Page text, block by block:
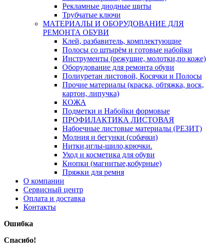
Рекламные диодные щиты
Трубчатые ключи
МАТЕРИАЛЫ И ОБОРУДОВАНИЕ ДЛЯ
РЕМОНТА ОБУВИ
Клей, разбавитель, комплектующие
Полосы со штырём и готовые набойки
Инструменты (режущие, молотки,по коже)
Оборудование для ремонта обуви
Полиуретан листовой, Косячки и Полосы
Прочие материалы (краска, обтяжка, воск,
картон, липучка)
КОЖА
Подметки и Набойки формовые
ПРОФИЛАКТИКА ЛИСТОВАЯ
Набоечные листовые материалы (РЕЗИТ)
Молния и бегунки (собачки)
Нитки,иглы-шило,крючки.
Уход и косметика для обуви
Кнопки (магнитые,кобурные)
Пряжки для ремня
О компании
Сервисный центр
Оплата и доставка
Контакты
Ошибка
Спасибо!